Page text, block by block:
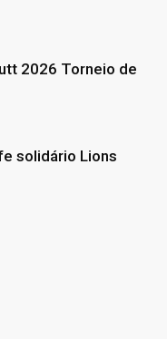
2026 Torneio de
solidário Lions